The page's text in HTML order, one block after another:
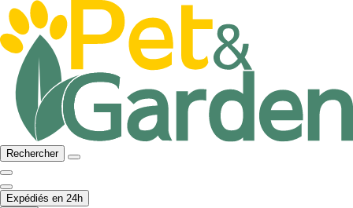
Rechercher
Expédiés en 24h